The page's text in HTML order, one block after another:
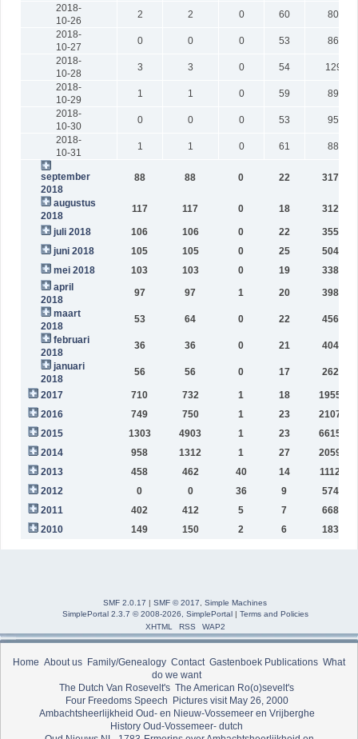
2018-
10-26
2 2 0 60
802
2018-
10-27
0 0 0 53
863
2018-
10-28
3 3 0 54
1293
2018-
10-29
1 1 0 59
892
2018-
10-30
0 0 0 53
959
2018-
10-31
1 1 0 61 880
september
2018
88 88 0 22 31733
augustus
2018
117 117 0 18 31231
juli 2018 106 106 0 22
35573
juni 2018
105 105 0 25
50424
mei 2018
103 103 0 19
33838
april
2018
97 97 1 20
39888
maart
2018
53 64 0 22
45656
februari
2018
36 36 0 21
40432
januari
2018
56 56 0 17 26243
2017 710 732 1 18
195592
2016
749 750 1 23
210743
2015
1303 4903 1 23
661563
2014
958 1312 1 27
205947
2013
458 462 40 14
111276
2012
0 0 36 9
57454
2011
402 412 5 7
66878
2010
149 150 2 6 18321
SMF 2.0.17 | SMF © 2017
Simple Machines
SimplePortal 2.3.7 © 2008-2026, SimplePortal| Terms and Policies
XHTML
RSS WAP2
Home About us Family/Genealogy Contact Gastenboek Publications What
do we want
The Dutch Van Rosevelt's The American Ro(o)sevelt's
Four Freedoms Speech Pictures visit May 26, 2000
Ambachtsheerlijkheid Oud- en Nieuw-Vossemeer en Vrijberghe
History Oud-Vossemeer- dutch